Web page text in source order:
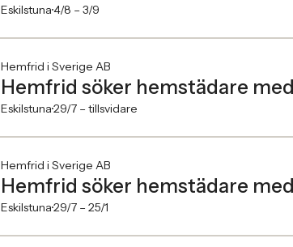
Eskilstuna4/8 – 3/9
Hemfrid i Sverige AB
Hemfrid söker hemstädare
Eskilstuna29/7 – tillsvidare
Hemfrid i Sverige AB
Hemfrid söker hemstädare
Eskilstuna29/7 – 25/1